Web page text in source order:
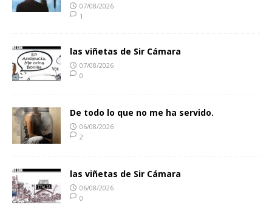
07/08/2026
1
las viñetas de Sir Cámara
07/08/2026
0
De todo lo que no me ha servido.
06/08/2026
2
las viñetas de Sir Cámara
06/08/2026
0